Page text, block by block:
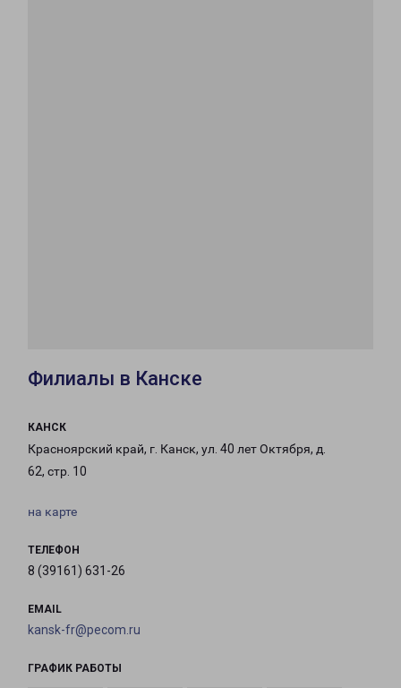
Филиалы в Канске
КАНСК
Красноярский край, г. Канск, ул. 40 лет Октября, д.
62, стр. 10
на карте
ТЕЛЕФОН
8 (39161) 631-26
EMAIL
kansk-fr@pecom.ru
ГРАФИК РАБОТЫ